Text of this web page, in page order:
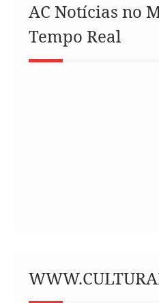
AC Notícias no
Tempo Real